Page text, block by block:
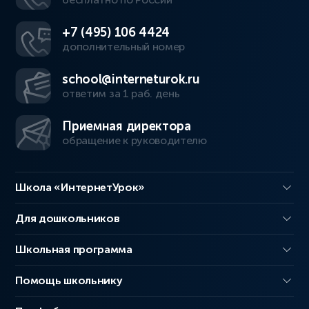
+7 (495) 106 4424
дополнительный номер
school@interneturok.ru
ответим за 1 раб. день
Приемная директора
обращение к руководителю
Школа «ИнтернетУрок»
Для дошкольников
Школьная программа
Помощь школьнику